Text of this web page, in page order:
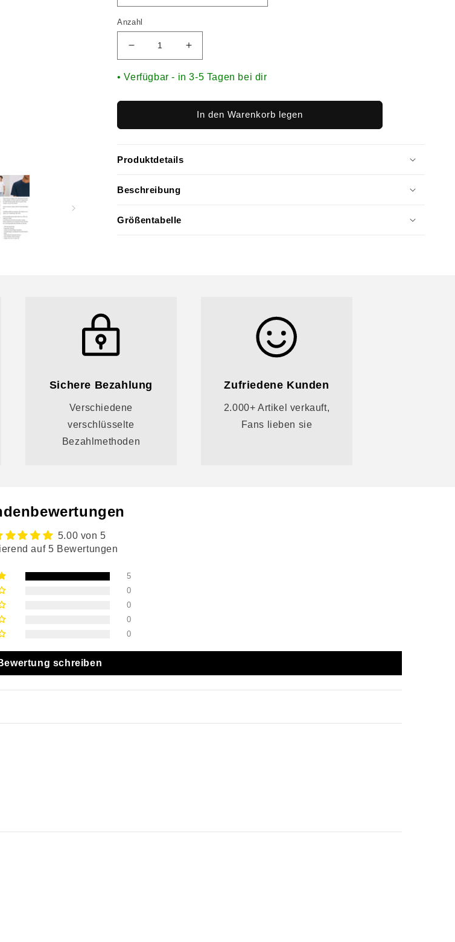
Anzahl
• Verfügbar - in 3-5 Tagen bei dir
In den Warenkorb legen
Produktdetails
Beschreibung
Größentabelle
Sichere Bezahlung
Verschiedene
verschlüsselte
Bezahlmethoden
Zufriedene Kunden
2.000+ Artikel verkauft,
Fans lieben sie
5.00 von 5
auf 5 Bewertungen
5
0
0
0
0
schreiben